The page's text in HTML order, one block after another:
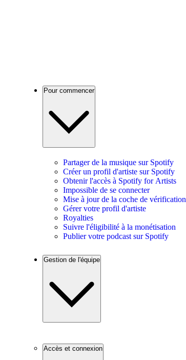
Pour commencer
Partager de la musique sur Spotify
Créer un profil d'artiste sur Spotify
Obtenir l'accès à Spotify for Artists
Impossible de se connecter
Mise à jour de la coche de vérification
Gérer votre profil d'artiste
Royalties
Suivre l'éligibilité à la monétisation
Publier votre podcast sur Spotify
Gestion de l'équipe
Accès et connexion